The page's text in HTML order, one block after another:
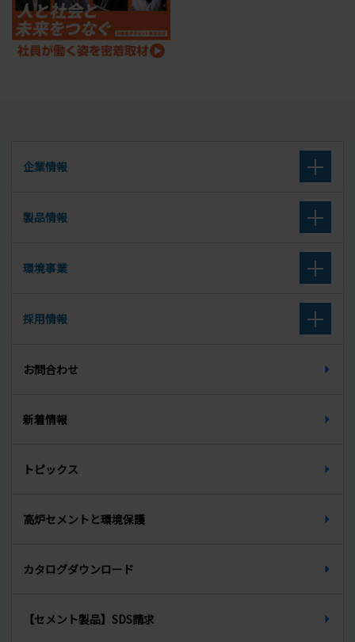
企業情報
企業理念
組織図
所在地
製品情報
高炉セメント
セルフレベリング材
天端材
環境事業
取扱廃棄物
採用情報
新卒募集要項（大学卒・大学院卒）
インターンシップ
先輩からのメッセージ
お問合わせ
新着情報
トピックス
高炉セメントと環境保護
カタログダウンロード
【セメント製品】SDS請求